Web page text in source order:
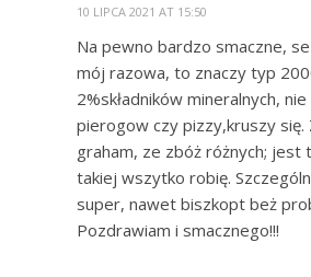
10 LIPCA 2021 AT 15:50
Na pewno bardzo smaczne,
mój razowa, to znaczy typ
2%składników mineralnych,
pierogow czy pizzy,kruszy
graham, ze zbóż różnych; jest
takiej wszytko robię.
super, nawet biszkopt beż
Pozdrawiam i smacznego!!!